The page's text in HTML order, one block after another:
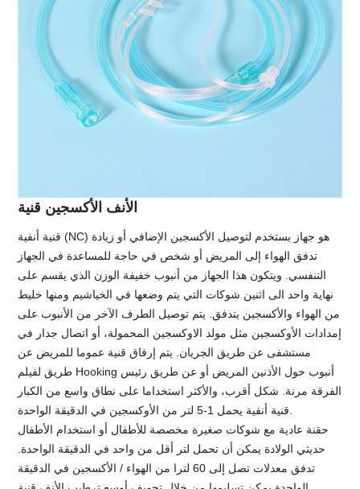
الأنف الأكسجين قنية
قنية أنفية (NC) هو جهاز يستخدم لتوصيل الأكسجين الإضافي أو زيادة
تدفق الهواء إلى المريض أو شخص في حاجة للمساعدة في الجهاز
التنفسي. ويتكون هذا الجهاز من أنبوب خفيفة الوزن الذي يقسم على
نهاية واحد الى اثنين شوكات التي يتم وضعها في الخياشيم ومنها خليط
من الهواء والأكسجين يتدفق. يتم توصيل الطرف الآخر من الأنبوب على
إمدادات الأوكسجين مثل مولد الاوكسجين المحمولة، أو اتصال جدار في
مستشفى عن طريق الجريان. يتم إرفاق قنية عموما للمريض عن
طريق لفيلم Hooking أنبوب حول الأذنين المريض أو عن طريق رئيس
الفرقة مرنة. شكل أقرب، والأكثر استخداما على نطاق واسع من الكبار
حقنة عادية مع شوكات صغيرة مخصصة للأطفال أو استخدام الأطفال
حديثي الولادة يمكن أن تحمل لتر أقل من واحد في الدقيقة الواحدة.
تدفق معدلات تصل إلى 60 لترا من الهواء / الأكسجين في الدقيقة